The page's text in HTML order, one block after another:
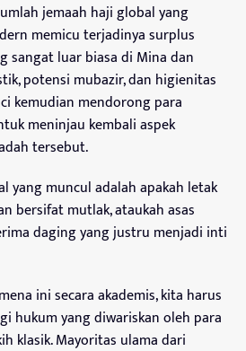
jemaah haji global yang
memicu terjadinya surplus
sangat luar biasa di Mina dan
potensi mubazir, dan higienitas
kemudian mendorong para
meninjau kembali aspek
tersebut.
yang muncul adalah apakah letak
bersifat mutlak, ataukah asas
daging yang justru menjadi inti
ini secara akademis, kita harus
hukum yang diwariskan oleh para
klasik. Mayoritas ulama dari